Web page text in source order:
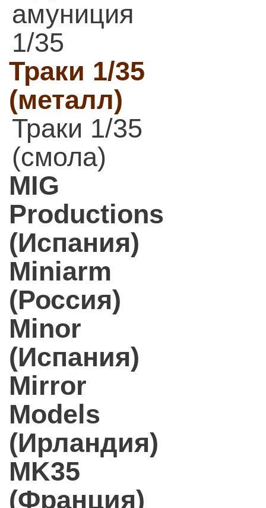
амуниция
1/35
Траки 1/35
(металл)
Траки 1/35
(смола)
MIG
Productions
(Испания)
Miniarm
(Россия)
Minor
(Испания)
Mirror
Models
(Ирландия)
MK35
(Франция)